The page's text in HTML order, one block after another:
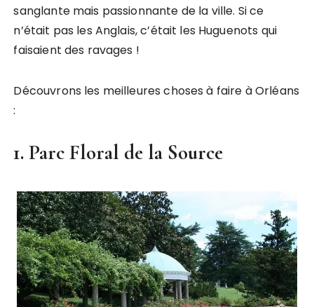
sanglante mais passionnante de la ville. Si ce
n’était pas les Anglais, c’était les Huguenots qui
faisaient des ravages !
Découvrons les meilleures choses à faire à Orléans
:
1. Parc Floral de la Source